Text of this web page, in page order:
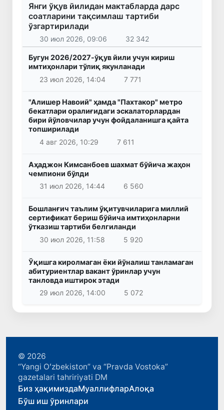
Янги ўқув йилидан мактабларда дарс
соатларини тақсимлаш тартиби
ўзгартирилади
30 июл 2026, 09:06 32 342
Бугун 2026/2027-ўқув йили учун кириш
имтиҳонлари тўлиқ якунланади
23 июл 2026, 14:04
7 771
"Алишер Навоий" ҳамда "Пахтакор" метро
бекатлари оралиғидаги эскалаторлардан
бири йўловчилар учун фойдаланишга қайта
топширилади
4 авг 2026, 10:29
7 611
Аҳаджон Кимсанбоев шахмат бўйича жаҳон
чемпиони бўлди
31 июл 2026, 14:44
6 560
Бошланғич таълим ўқитувчиларига миллий
сертификат бериш бўйича имтиҳонларни
ўтказиш тартиби белгиланди
30 июл 2026, 11:58
5 920
Ўқишга киролмаган ёки йўналиш танламаган
абитуриентлар вакант ўринлар учун
танловда иштирок этади
29 июл 2026, 14:00
5 072
© 2026
“Yangi Oʻzbekiston” va “Pravda Vostoka”
gazetalari tahririyati DM
Биз ҳақимиздаМуаллифларАлоқа
Бўш иш ўринлари